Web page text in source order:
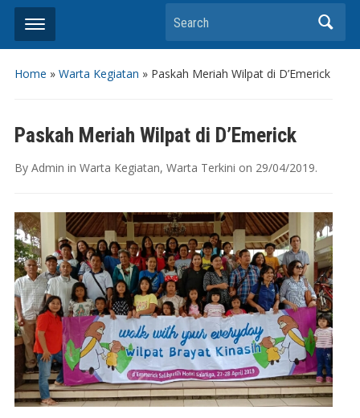
Search
Home » Warta Kegiatan » Paskah Meriah Wilpat di D’Emerick
Paskah Meriah Wilpat di D’Emerick
By Admin in Warta Kegiatan, Warta Terkini on 29/04/2019.